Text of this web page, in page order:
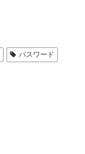
パスワード